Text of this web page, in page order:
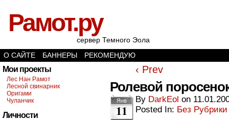
Рамот.ру
сервер Темного Эола
О САЙТЕ
БАННЕРЫ РЕКОМЕНДУЮ
Мои проекты
Лес Нан Рамот
Лесной свинарник
Оригами
Чуланчик
Личности
‹ Prev
Ролевой
Янв
11
By DarkEol on
Posted In: Без Рубрики